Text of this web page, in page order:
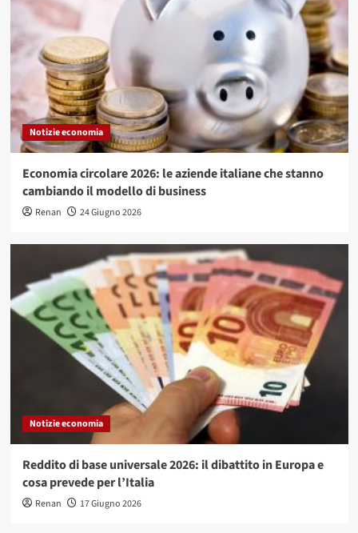
Notizie economia
Economia circolare 2026: le aziende italiane che stanno
cambiando il modello di business
Renan 24 Giugno 2026
Notizie economia
Reddito di base universale 2026: il dibattito in Europa e
cosa prevede per l’Italia
Renan 17 Giugno 2026